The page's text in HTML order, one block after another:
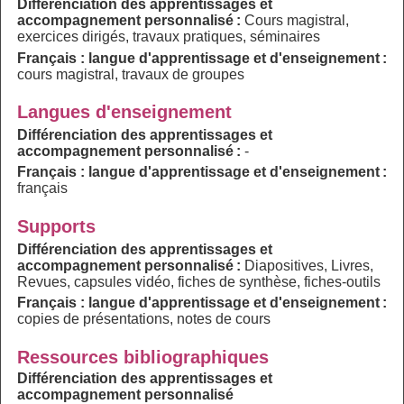
Différenciation des apprentissages et
accompagnement personnalisé : Cours magistral,
exercices dirigés, travaux pratiques, séminaires
Français : langue d'apprentissage et d'enseignement :
cours magistral, travaux de groupes
Langues d'enseignement
Différenciation des apprentissages et
accompagnement personnalisé : -
Français : langue d'apprentissage et d'enseignement :
français
Supports
Différenciation des apprentissages et
accompagnement personnalisé : Diapositives, Livres,
Revues, capsules vidéo, fiches de synthèse, fiches-outils
Français : langue d'apprentissage et d'enseignement :
copies de présentations, notes de cours
Ressources bibliographiques
Différenciation des apprentissages et
accompagnement personnalisé